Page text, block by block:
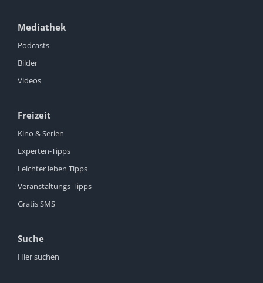
Mediathek
Podcasts
Bilder
Videos
Freizeit
Kino & Serien
Experten-Tipps
Leichter leben Tipps
Veranstaltungs-Tipps
Gratis SMS
Suche
Hier suchen